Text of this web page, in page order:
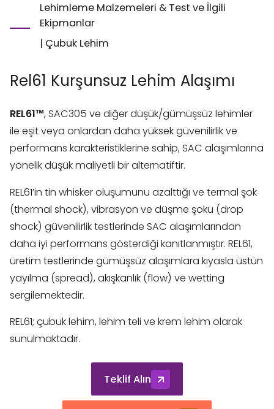
Lehimleme Malzemeleri & Test ve İlgili
Ekipmanlar
| Çubuk Lehim
Rel61 Kurşunsuz Lehim Alaşımı
REL61™, SAC305 ve diğer düşük/gümüşsüz lehimler
ile eşit veya onlardan daha yüksek güvenilirlik ve
performans karakteristiklerine sahip, SAC alaşımlarına
yönelik düşük maliyetli bir alternatiftir.
REL61’in tin whisker oluşumunu azalttığı ve termal şok
(thermal shock), vibrasyon ve düşme şoku (drop
shock) güvenilirlik testlerinde SAC alaşımlarından
daha iyi performans gösterdiği kanıtlanmıştır. REL61,
üretim testlerinde gümüşsüz alaşımlara kıyasla üstün
yayılma (spread), akışkanlık (flow) ve wetting
sergilemektedir.
REL61; çubuk lehim, lehim teli ve krem lehim olarak
sunulmaktadır.
Teklif Alın